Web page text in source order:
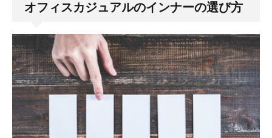
オフィスカジュアルのインナーの選び方